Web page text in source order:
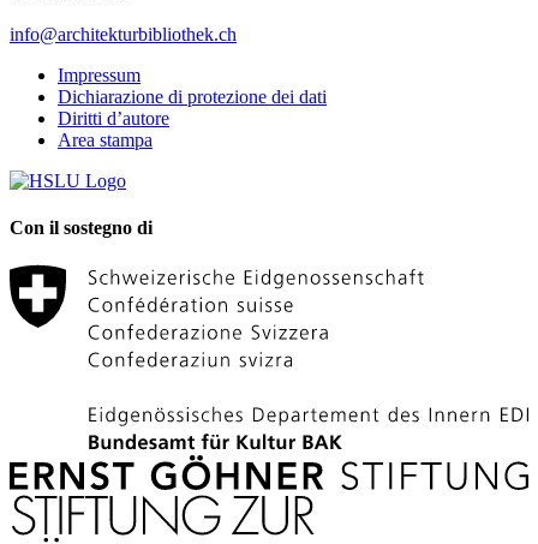
info@architekturbibliothek.ch
Impressum
Dichiarazione di protezione dei dati
Diritti d’autore
Area stampa
Con il sostegno di